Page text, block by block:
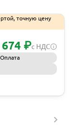
точную цену
674 ₽с НДС
Оплата